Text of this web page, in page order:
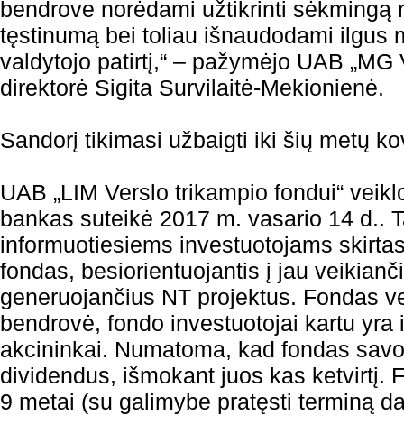
bendrove norėdami užtikrinti sėkmingą
tęstinumą bei toliau išnaudodami ilgus
valdytojo patirtį,“ – pažymėjo UAB „MG
direktorė Sigita Survilaitė-Mekionienė.
Sandorį tikimasi užbaigti iki šių metų
UAB „LIM Verslo trikampio fondui“
bankas suteikė 2017 m. vasario 14 d..
informuotiesiems investuotojams
fondas, besiorientuojantis į jau
generuojančius NT projektus. Fondas
bendrovė, fondo investuotojai kartu yra
akcininkai. Numatoma, kad fondas
dividendus, išmokant juos kas ketvirtį.
9 metai (su galimybe pratęsti terminą